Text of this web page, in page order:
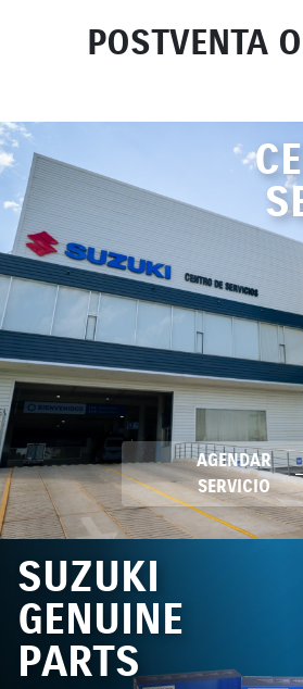
POSTVENTA
AGENDAR
SERVICIO
SUZUKI
GENUINE
PARTS